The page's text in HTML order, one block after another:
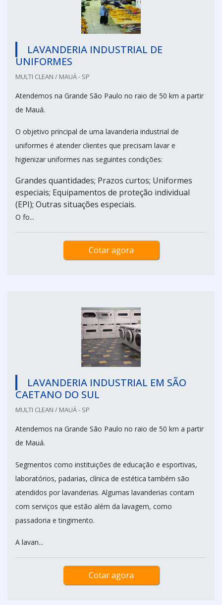
LAVANDERIA INDUSTRIAL DE
UNIFORMES
MULTI CLEAN / MAUÁ - SP
Atendemos na Grande São Paulo no raio de 50 km a partir
de Mauá.
O objetivo principal de uma lavanderia industrial de
uniformes é atender clientes que precisam lavar e
higienizar uniformes nas seguintes condições:
Grandes quantidades; Prazos curtos; Uniformes
especiais; Equipamentos de proteção individual
(EPI); Outras situações especiais.
O fo...
Cotar agora
LAVANDERIA INDUSTRIAL EM SÃO
CAETANO DO SUL
MULTI CLEAN / MAUÁ - SP
Atendemos na Grande São Paulo no raio de 50 km a partir
de Mauá.
Segmentos como instituições de educação e esportivas,
laboratórios, padarias, clínica de estética também são
atendidos por lavanderias. Algumas lavanderias contam
com serviços que estão além da lavagem, como
passadoria e tingimento.
A lavan...
Cotar agora